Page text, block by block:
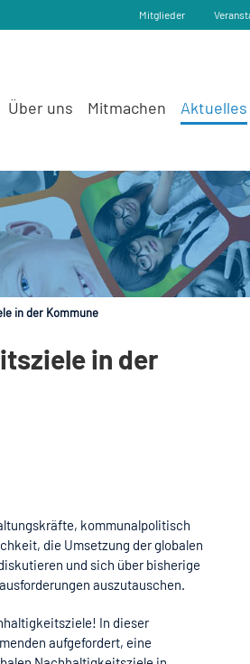
Mitglieder
Über uns Mitmachen Aktuelles
in der Kommune
in der
kommunalpolitisch
die Umsetzung der globalen
und sich über bisherige
auszutauschen.
In dieser
aufgefordert, eine